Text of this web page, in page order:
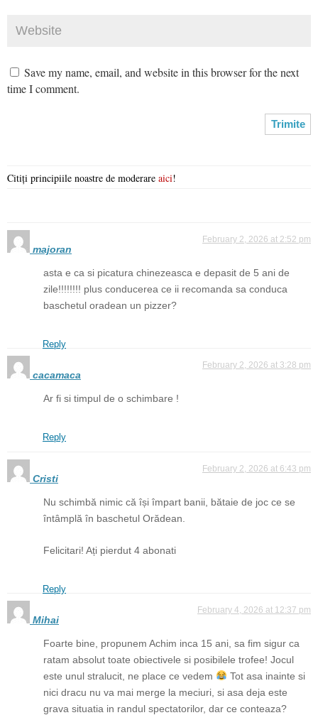
Save my name, email, and website in this browser for the next
time I comment.
Citiți principiile noastre de moderare aici!
majoran
February 2, 2026 at 2:52 pm
asta e ca si picatura chinezeasca e depasit de 5 ani de
zile!!!!!!!! plus conducerea ce ii recomanda sa conduca
baschetul oradean un pizzer?
Reply
cacamaca
February 2, 2026 at 3:28 pm
Ar fi si timpul de o schimbare !
Reply
Cristi
February 2, 2026 at 6:43 pm
Nu schimbă nimic că își împart banii, bătaie de joc ce se
întâmplă în baschetul Orădean.
Felicitari! Ați pierdut 4 abonati
Reply
Mihai
February 4, 2026 at 12:37 pm
Foarte bine, propunem Achim inca 15 ani, sa fim sigur ca
ratam absolut toate obiectivele si posibilele trofee! Jocul
este unul stralucit, ne place ce vedem
Tot asa inainte si
nici dracu nu va mai merge la meciuri, si asa deja este
grava situatia in randul spectatorilor, dar ce conteaza?